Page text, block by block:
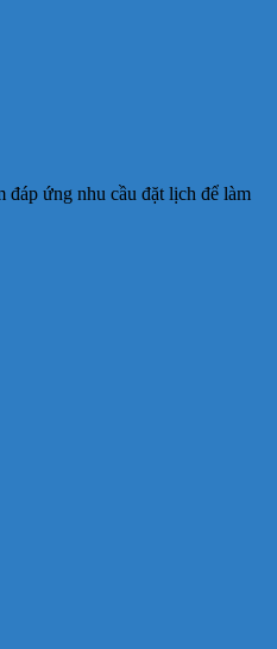
đáp ứng nhu cầu đặt lịch để làm